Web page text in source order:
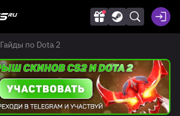
Гайды по Dota 2